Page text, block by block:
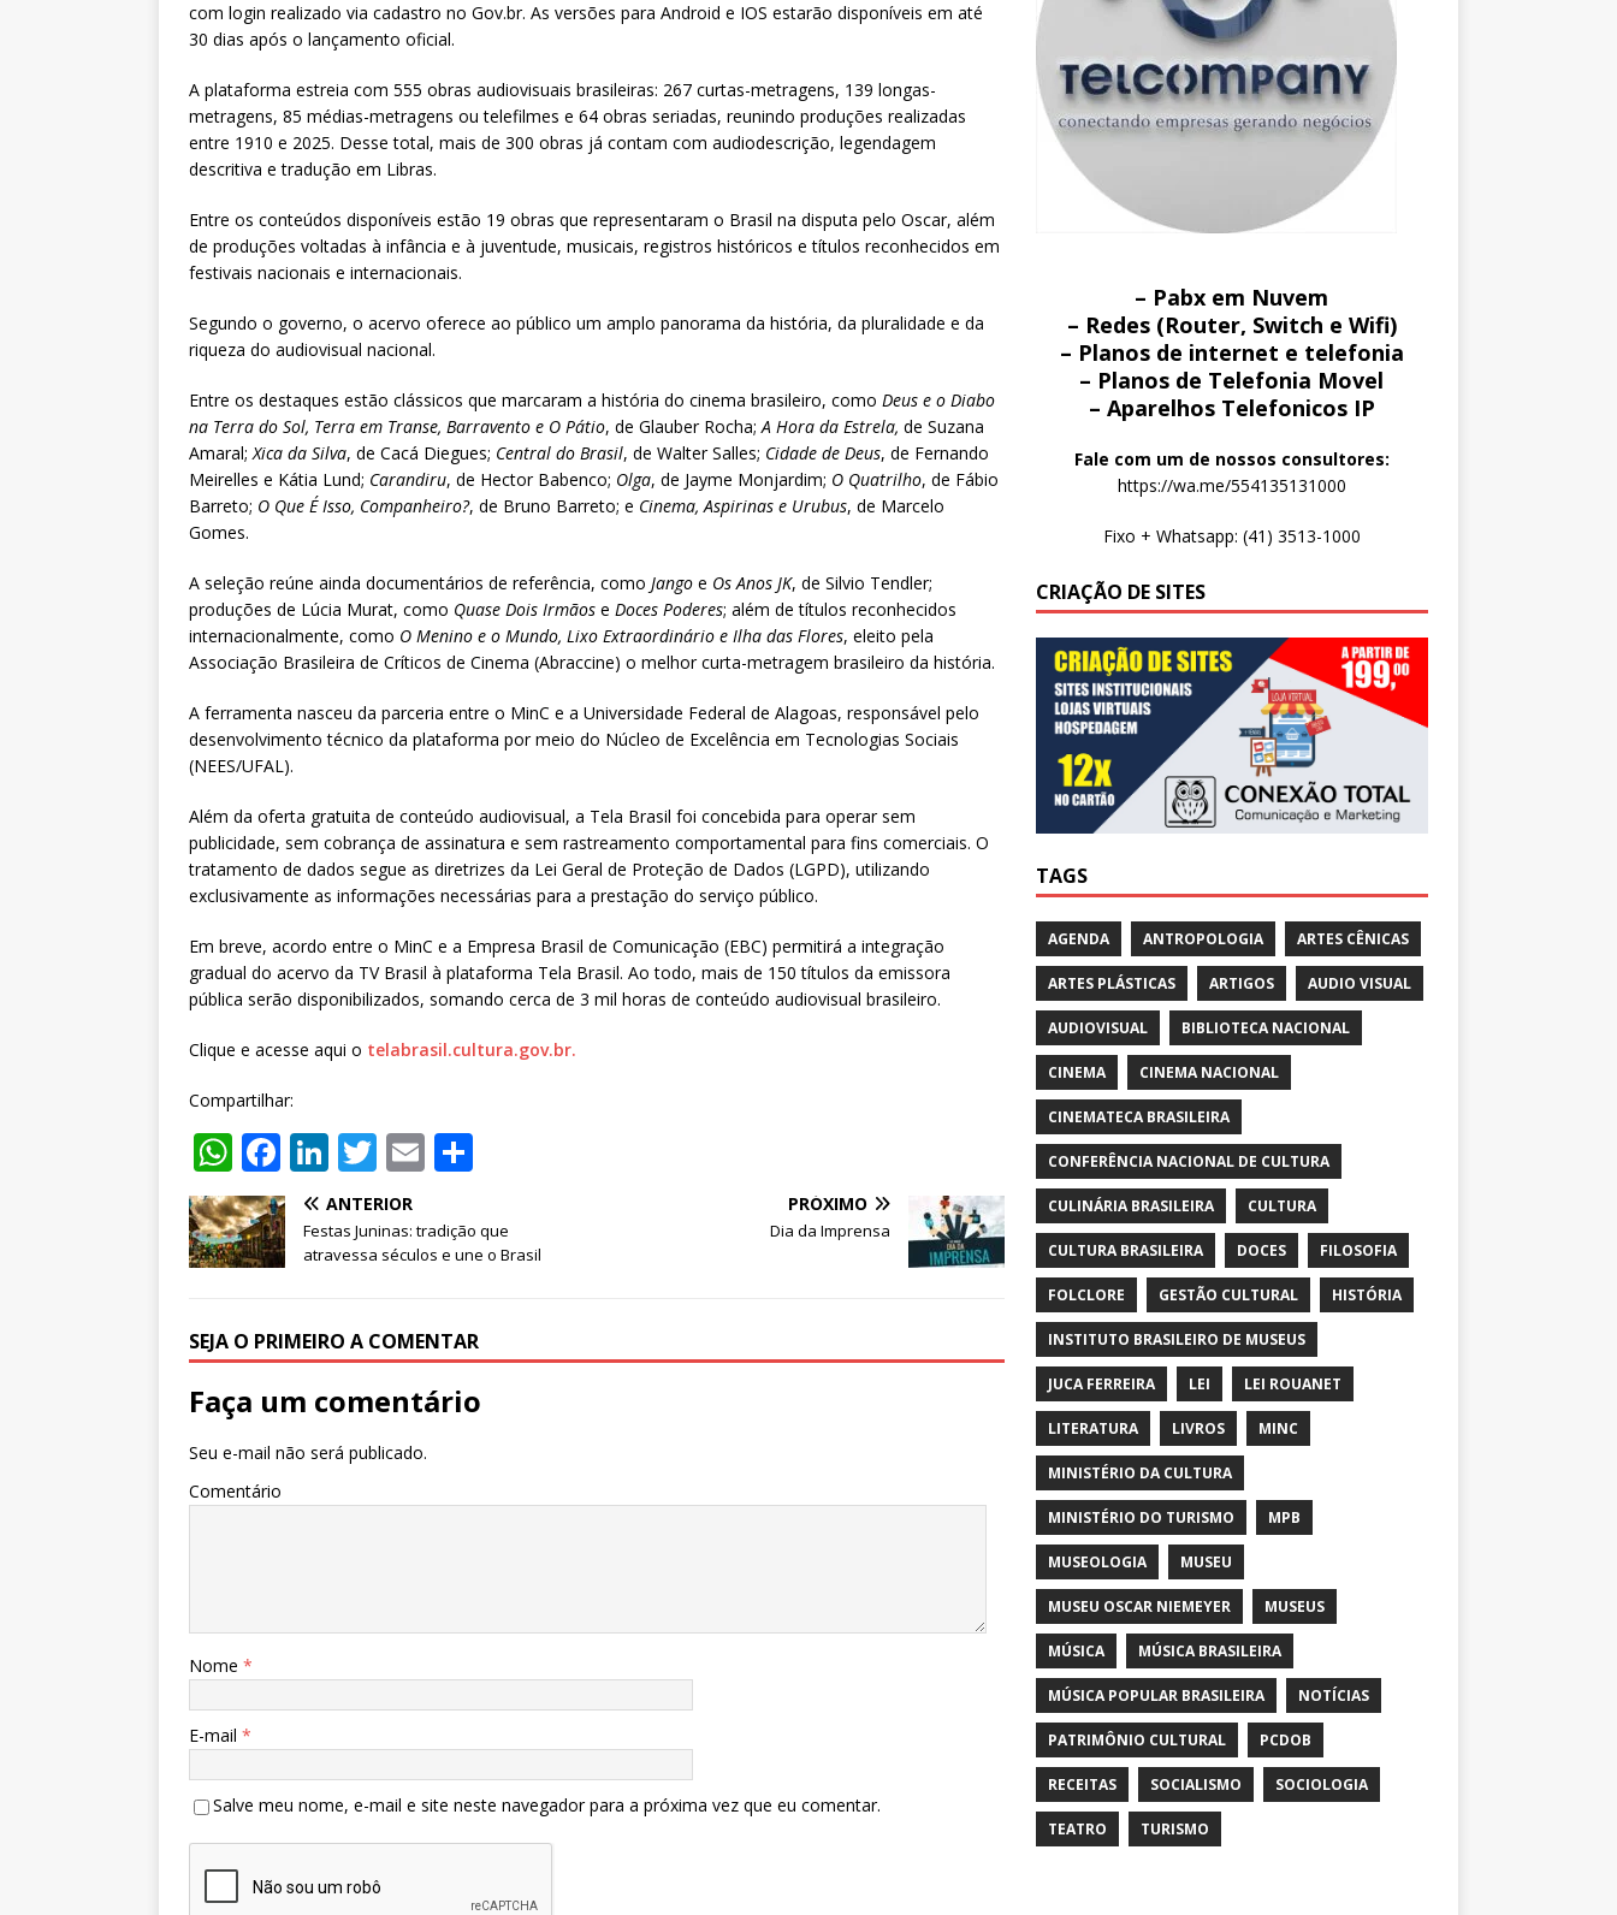
com login realizado via cadastro no Gov.br. As versões para Android e IOS estarão disponíveis em até
30 dias após o lançamento oficial.
A plataforma estreia com 555 obras audiovisuais brasileiras: 267 curtas-metragens, 139 longas-
metragens, 85 médias-metragens ou telefilmes e 64 obras seriadas, reunindo produções realizadas
entre 1910 e 2025. Desse total, mais de 300 obras já contam com audiodescrição, legendagem
descritiva e tradução em Libras.
Entre os conteúdos disponíveis estão 19 obras que representaram o Brasil na disputa pelo Oscar, além
de produções voltadas à infância e à juventude, musicais, registros históricos e títulos reconhecidos em
festivais nacionais e internacionais.
Segundo o governo, o acervo oferece ao público um amplo panorama da história, da pluralidade e da
riqueza do audiovisual nacional.
Entre os destaques estão clássicos que marcaram a história do cinema brasileiro, como Deus e o Diabo
na Terra do Sol, Terra em Transe, Barravento e O Pátio, de Glauber Rocha;A Hora da Estrela, de Suzana
Amaral;Xica da Silva, de Cacá Diegues; Central do Brasil, de Walter Salles; Cidade de Deus, de Fernando
Meirelles e Kátia Lund; Carandiru, de Hector Babenco; Olga, de Jayme Monjardim; O Quatrilho, de Fábio
Barreto; O Que É Isso, Companheiro?, de Bruno Barreto; e Cinema, Aspirinas e Urubus, de Marcelo
Gomes.
A seleção reúne ainda documentários de referência, como Jango e Os Anos JK, de Silvio Tendler;
produções de Lúcia Murat, como Quase Dois Irmãos e Doces Poderes; além de títulos reconhecidos
internacionalmente, como O Menino e o Mundo, Lixo Extraordinário e Ilha das Flores, eleito pela
Associação Brasileira de Críticos de Cinema (Abraccine) o melhor curta-metragem brasileiro da história.
A ferramenta nasceu da parceria entre o MinC e a Universidade Federal de Alagoas, responsável pelo
desenvolvimento técnico da plataforma por meio do Núcleo de Excelência em Tecnologias Sociais
(NEES/UFAL).
Além da oferta gratuita de conteúdo audiovisual, a Tela Brasil foi concebida para operar sem
publicidade, sem cobrança de assinatura e sem rastreamento comportamental para fins comerciais. O
tratamento de dados segue as diretrizes da Lei Geral de Proteção de Dados (LGPD), utilizando
exclusivamente as informações necessárias para a prestação do serviço público.
Em breve, acordo entre o MinC e a Empresa Brasil de Comunicação (EBC) permitirá a integração
gradual do acervo da TV Brasil à plataforma Tela Brasil. Ao todo, mais de 150 títulos da emissora
pública serão disponibilizados, somando cerca de 3 mil horas de conteúdo audiovisual brasileiro.
Clique e acesse aqui o telabrasil.cultura.gov.br.
Compartilhar:
W
h
at
s
p
p
F
a
c
e
o
o
k
Li
n
k
e
n
T
w
it
te
E
ai
l
ar
e
ANTERIOR
Festas Juninas: tradição que
atravessa séculos e une o Brasil
PRÓXIMO
Dia da Imprensa
SEJA O PRIMEIRO A COMENTAR
Faça um comentário
Seu e-mail não será publicado.
Comentário
Nome *
E-mail *
Salve meu nome, e-mail e site neste navegador para a próxima vez que eu comentar.
– Pabx em Nuvem
– Redes (Router, Switch e Wifi)
– Planos de internet e telefonia
– Planos de Telefonia Movel
– Aparelhos Telefonicos IP
Fale com um de nossos consultores:
https://wa.me/554135131000
Fixo + Whatsapp: (41) 3513-1000
CRIAÇÃO DE SITES
TAGS
AGENDA ANTROPOLOGIA ARTES CÊNICAS
ARTES PLÁSTICAS ARTIGOS AUDIO VISUAL
AUDIOVISUAL BIBLIOTECA NACIONAL
CINEMA CINEMA NACIONAL
CINEMATECA BRASILEIRA
CONFERÊNCIA NACIONAL DE CULTURA
CULINÁRIA BRASILEIRA CULTURA
CULTURA BRASILEIRA DOCES FILOSOFIA
FOLCLORE GESTÃO CULTURAL HISTÓRIA
INSTITUTO BRASILEIRO DE MUSEUS
JUCA FERREIRA LEI LEI ROUANET
LITERATURA LIVROS MINC
MINISTÉRIO DA CULTURA
MINISTÉRIO DO TURISMO MPB
MUSEOLOGIA MUSEU
MUSEU OSCAR NIEMEYER MUSEUS
MÚSICA MÚSICA BRASILEIRA
MÚSICA POPULAR BRASILEIRA NOTÍCIAS
PATRIMÔNIO CULTURAL PCDOB
RECEITAS SOCIALISMO SOCIOLOGIA
TEATRO TURISMO